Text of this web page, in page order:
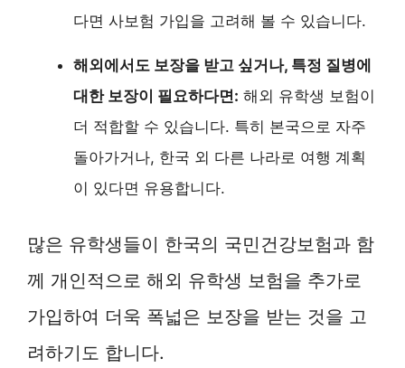
다면 사보험 가입을 고려해 볼 수 있습니다.
해외에서도 보장을 받고 싶거나, 특정 질병에
대한 보장이 필요하다면: 해외 유학생 보험이
더 적합할 수 있습니다. 특히 본국으로 자주
돌아가거나, 한국 외 다른 나라로 여행 계획
이 있다면 유용합니다.
많은 유학생들이 한국의 국민건강보험과 함
께 개인적으로 해외 유학생 보험을 추가로
가입하여 더욱 폭넓은 보장을 받는 것을 고
려하기도 합니다.